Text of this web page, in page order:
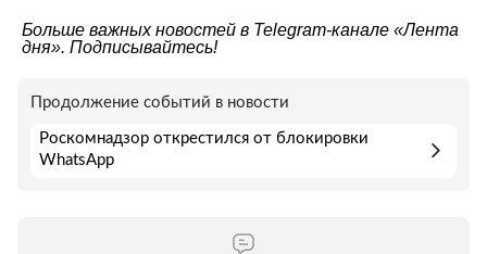
Больше важных новостей в Telegram-канале «Лента
дня». Подписывайтесь!
Продолжение событий в новости
Роскомнадзор открестился от блокировки
WhatsApp